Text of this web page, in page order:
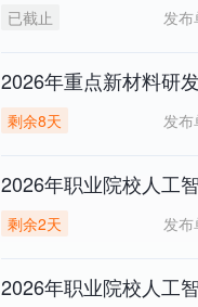
已截止 发
2026年重点新材料研
剩余8天 发
2026年职业院校人工
剩余2天 发
2026年职业院校人工